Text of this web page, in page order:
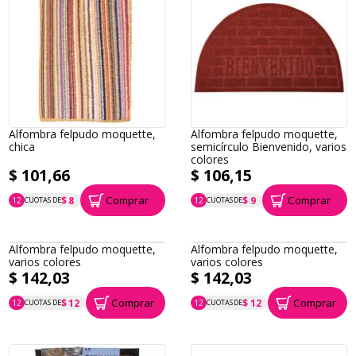
Alfombra felpudo moquette,
chica
$ 101,66
12 CUOTAS DE$ 8
P.T.F. $ 102 Comprar
Alfombra felpudo moquette,
semicírculo Bienvenido, varios
colores
$ 106,15
12 CUOTAS DE$ 9
P.T.F. $ 106 Comprar
Alfombra felpudo moquette,
varios colores
$ 142,03
12 CUOTAS DE$ 12
P.T.F. $ 142 Comprar
Alfombra felpudo moquette,
varios colores
$ 142,03
12 CUOTAS DE$ 12
P.T.F. $ 142 Comprar